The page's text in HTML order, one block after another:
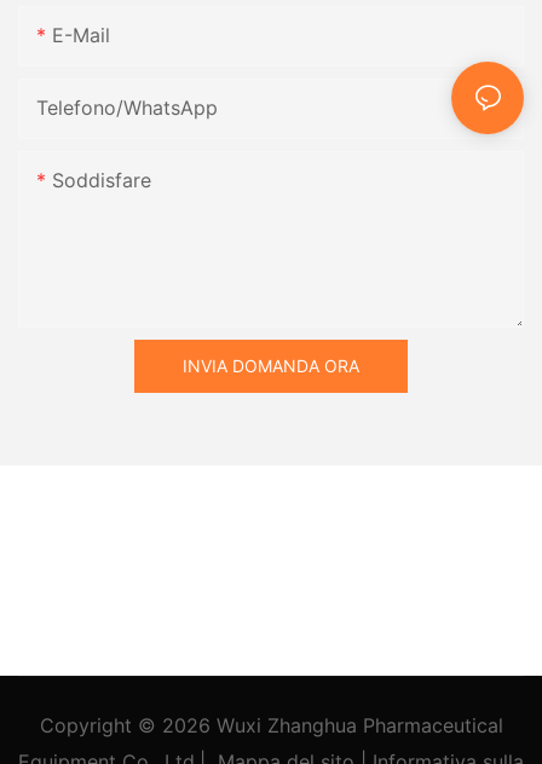
E-Mail
Telefono/WhatsApp
Soddisfare
INVIA DOMANDA ORA
Copyright © 2026 Wuxi Zhanghua Pharmaceutical